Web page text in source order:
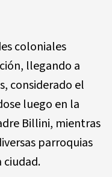
coloniales
llegando a
considerado el
luego en la
Billini, mientras
parroquias
ciudad.